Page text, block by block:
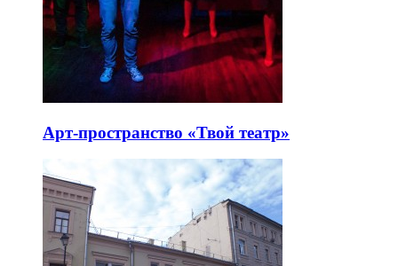
Арт-пространство «Твой театр»